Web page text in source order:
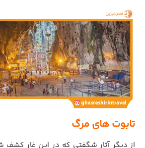
تابوت های مرگ
از دیگر آثار شگفتی که در این غار